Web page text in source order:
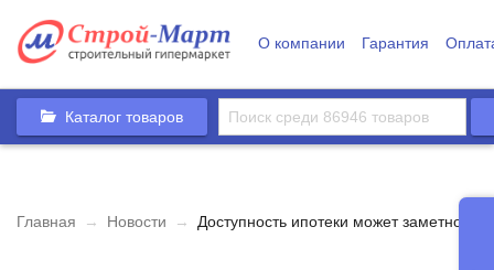
О компании Гарантия
Каталог товаров
Главная → Новости → Доступность ипотеки может заметно